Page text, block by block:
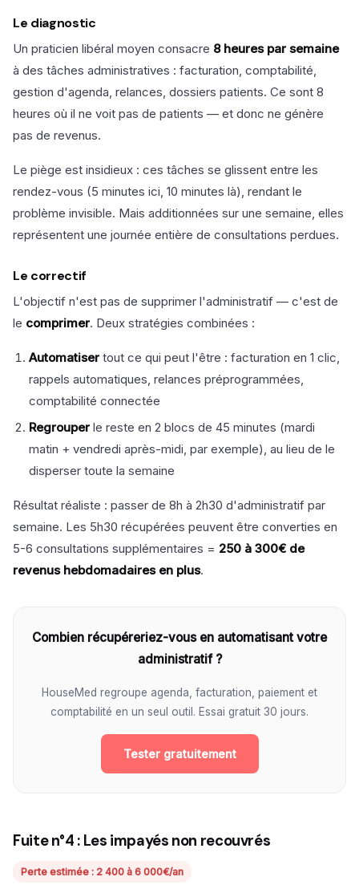
Le diagnostic
Un praticien libéral moyen consacre 8 heures par semaine
à des tâches administratives : facturation, comptabilité,
gestion d'agenda, relances, dossiers patients. Ce sont 8
heures où il ne voit pas de patients — et donc ne génère
pas de revenus.
Le piège est insidieux : ces tâches se glissent entre les
rendez-vous (5 minutes ici, 10 minutes là), rendant le
problème invisible. Mais additionnées sur une semaine, elles
représentent une journée entière de consultations perdues.
Le correctif
L'objectif n'est pas de supprimer l'administratif — c'est de
le comprimer. Deux stratégies combinées :
Automatiser tout ce qui peut l'être : facturation en 1 clic,
rappels automatiques, relances préprogrammées,
comptabilité connectée
Regrouper le reste en 2 blocs de 45 minutes (mardi
matin + vendredi après-midi, par exemple), au lieu de le
disperser toute la semaine
Résultat réaliste : passer de 8h à 2h30 d'administratif par
semaine. Les 5h30 récupérées peuvent être converties en
5-6 consultations supplémentaires = 250 à 300€ de
revenus hebdomadaires en plus.
Combien récupéreriez-vous en automatisant votre
administratif ?
HouseMed regroupe agenda, facturation, paiement et
comptabilité en un seul outil. Essai gratuit 30 jours.
Tester gratuitement
Fuite n°4 : Les impayés non recouvrés
Perte estimée : 2 400 à 6 000€/an